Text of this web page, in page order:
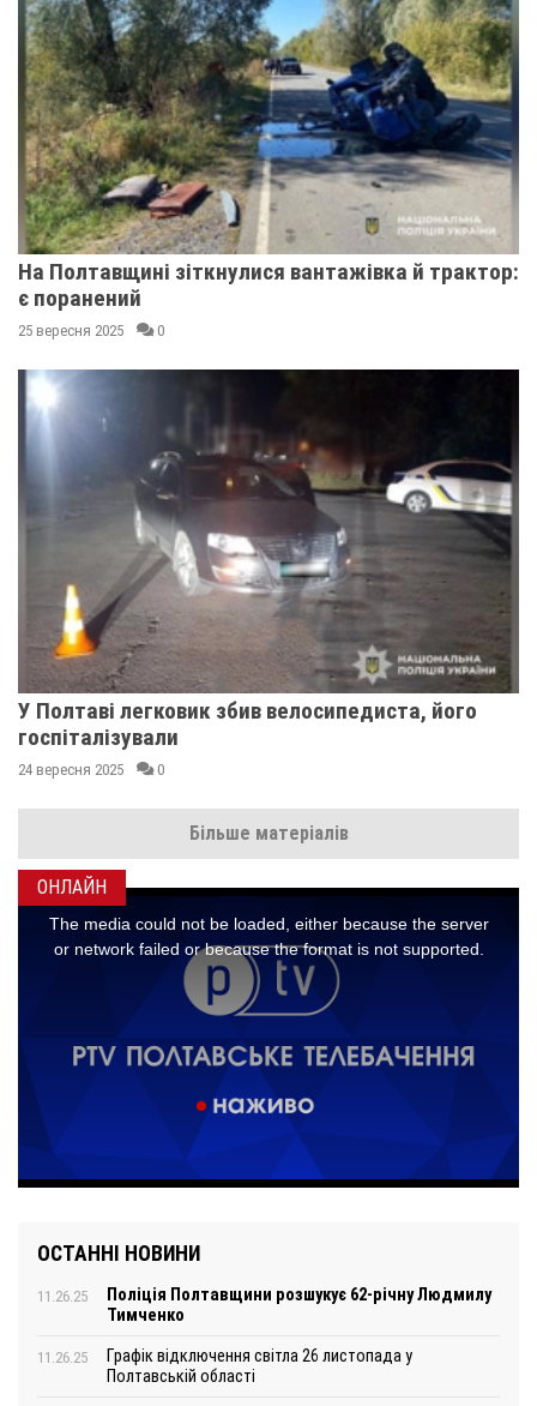
ОНЛАЙН
ОСТАННІ НОВИНИ
11.26.25
Поліція Полтавщини розшукує 62-річну Людмилу
Тимченко
11.26.25
Графік відключення світла 26 листопада у
Полтавській області
На Полтавщині зіткнулися вантажівка й трактор:
є поранений
25 вересня 2025 0
У Полтаві легковик збив велосипедиста, його
госпіталізували
24 вересня 2025 0
Більше матеріалів